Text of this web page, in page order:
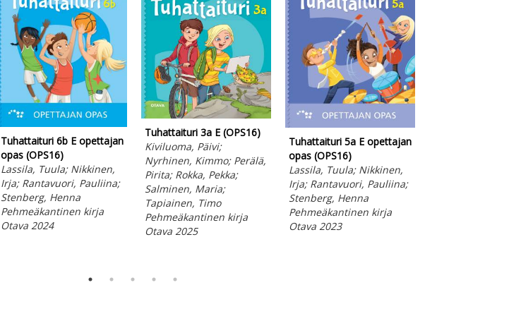
Tuhattaituri 6b E opettajan
opas (OPS16)
Lassila, Tuula; Nikkinen,
Irja; Rantavuori, Pauliina;
Stenberg, Henna
Pehmeäkantinen kirja
Otava 2024
Tuhattaituri 3a E (OPS16)
Kiviluoma, Päivi;
Nyrhinen, Kimmo; Perälä,
Pirita; Rokka, Pekka;
Salminen, Maria;
Tapiainen, Timo
Pehmeäkantinen kirja
Otava 2025
Tuhattaituri 5a E opettajan
opas (OPS16)
Lassila, Tuula; Nikkinen,
Irja; Rantavuori, Pauliina;
Stenberg, Henna
Pehmeäkantinen kirja
Otava 2023